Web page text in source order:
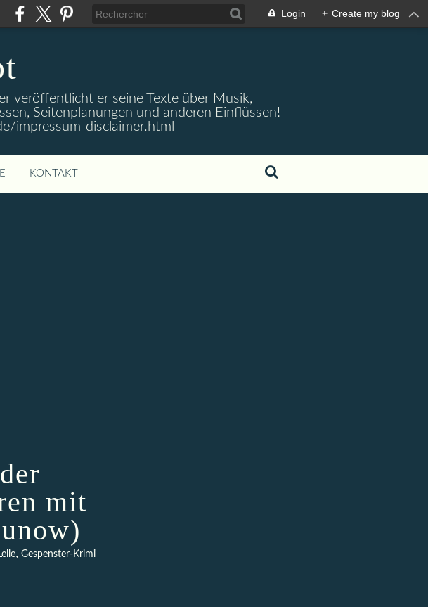
Login + Create my blog
veröffentlicht er seine Texte über Musik,
Seitenplanungen und anderen Einflüssen!
impressum-disclaimer.html
KONTAKT
mit
, Gespenster-Krimi